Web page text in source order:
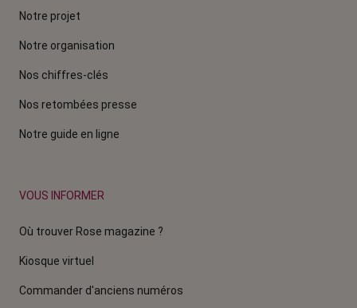
Notre projet
Notre organisation
Nos chiffres-clés
Nos retombées presse
Notre guide en ligne
VOUS INFORMER
Où trouver Rose magazine ?
Kiosque virtuel
Commander d'anciens numéros